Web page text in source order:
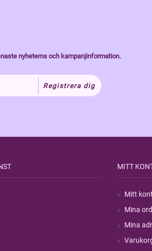
nyheterns och kampanjinformation.
Registrera dig
MITT
Mitt
Mina
Mina